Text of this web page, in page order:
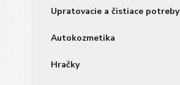
Upratovacie a čistiace potreby
Autokozmetika
Hračky